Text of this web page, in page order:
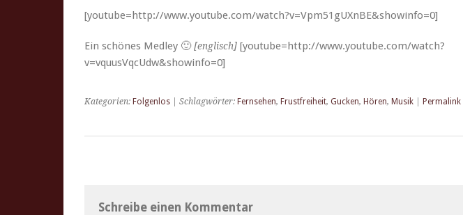
[youtube=http://www.youtube.com/watch?v=Vpm51gUXnBE&showinfo=0]
Ein schönes Med­ley 🙂[englisch] [youtube=http://www.youtube.com/watch?
v=vquusVqcUdw&showinfo=0]
Kategorien: Folgenlos | Schlagwörter: Fernsehen, Frustfreiheit, Gucken, Hören, Musik Permalink
Schreibe einen Kommentar